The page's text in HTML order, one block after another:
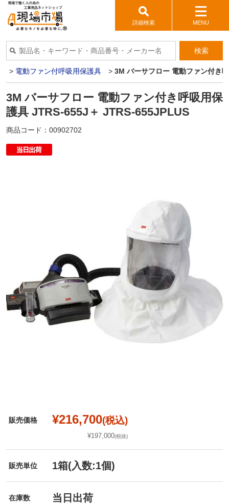
詳細検索 MENU
検索
> 電動ファン付呼吸用保護具 > 3M バーサフロー 電動ファン付き
3M バーサフロー 電動ファン付き呼吸用保
護具 JTRS-655J＋ JTRS-655JPLUS
商品コード： 00902702
販売価格 ¥216,700(税込)
¥197,000(税抜)
販売単位 1箱(入数:1個)
在庫数 当日出荷